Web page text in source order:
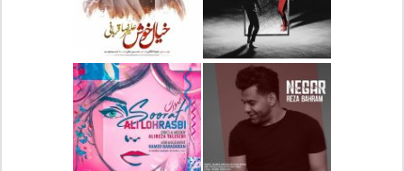
دانلود آلبوم جدید سیروان
خسروی بنام مونولوگ
دانلود آهنگ جدید علیرضا
قربانی بنام خیال خوش